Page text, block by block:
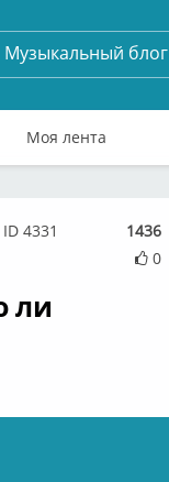
Музыкальный блог
Моя лента
1436
0
ID 4331
ли